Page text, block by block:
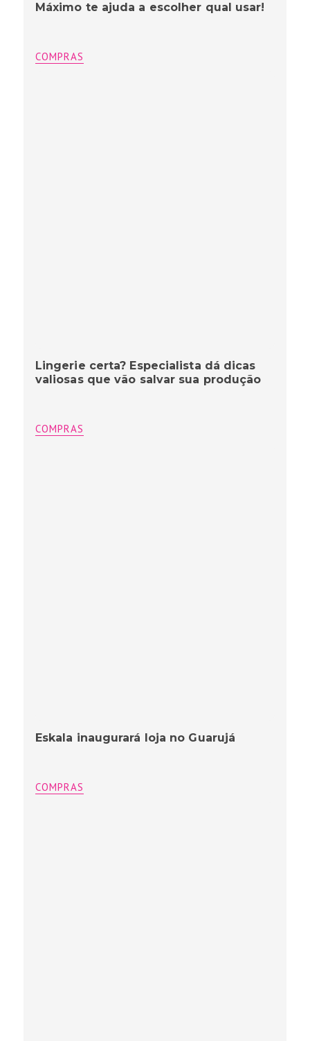
Máximo te ajuda a escolher qual usar!
COMPRAS
Lingerie certa? Especialista dá dicas
valiosas que vão salvar sua produção
COMPRAS
Eskala inaugurará loja no Guarujá
COMPRAS